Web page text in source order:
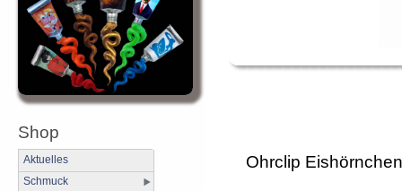
Shop
Aktuelles
Schmuck
Ohrclip